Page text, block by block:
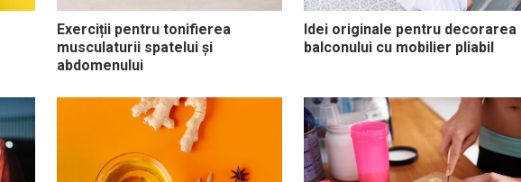
Exerciții pentru tonifierea
musculaturii spatelui și
abdomenului
Idei originale pentru decorarea
balconului cu mobilier pliabil